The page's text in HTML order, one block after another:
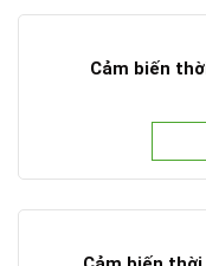
Cảm biến